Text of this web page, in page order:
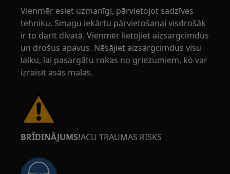
Vienmēr esiet uzmanīgi, pārvietojot sadzīves
tehniku. Smagu iekārtu pārvietošanai visdrošāk
ir to darīt divatā. Vienmēr lietojiet aizsargcimdus
un drošus apavus. Nēsājiet aizsargcimdus visu
laiku, lai pasargātu rokas no griezumiem, ko var
izraisīt asās malas.
BRĪDINĀJUMS!ACU TRAUMAS RISKS